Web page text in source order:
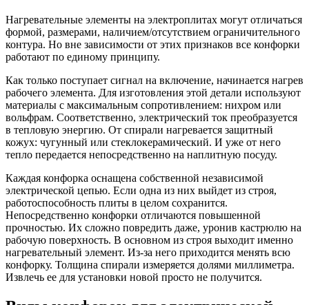
Нагревательные элементы на электроплитах могут отличаться
формой, размерами, наличием/отсутствием ограничительного
контура. Но вне зависимости от этих признаков все конфорки
работают по единому принципу.
Как только поступает сигнал на включение, начинается нагрев
рабочего элемента. Для изготовления этой детали используют
материалы с максимальным сопротивлением: нихром или
вольфрам. Соответственно, электрический ток преобразуется
в тепловую энергию. От спирали нагревается защитный
кожух: чугунный или стеклокерамический. И уже от него
тепло передается непосредственно на наплитную посуду.
Каждая конфорка оснащена собственной независимой
электрической цепью. Если одна из них выйдет из строя,
работоспособность плиты в целом сохранится.
Непосредственно конфорки отличаются повышенной
прочностью. Их сложно повредить даже, уронив кастрюлю на
рабочую поверхность. В основном из строя выходит именно
нагревательный элемент. Из-за него приходится менять всю
конфорку. Толщина спирали измеряется долями миллиметра.
Извлечь ее для установки новой просто не получится.